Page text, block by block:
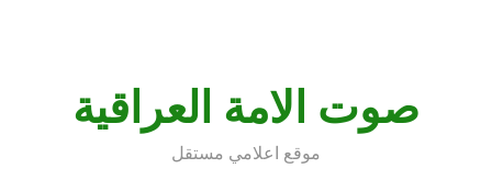
صوت الامة العراقية
موقع اعلامي مستقل